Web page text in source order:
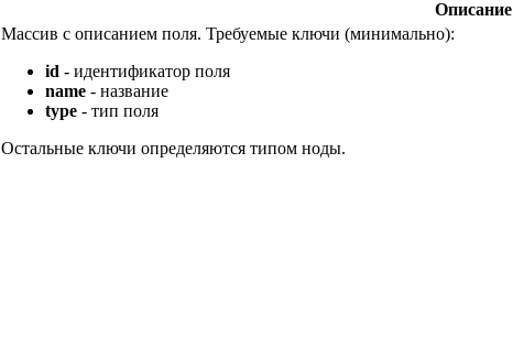
Описание
Массив с описанием поля. Требуемые ключи (минимально):
id - идентификатор поля
name - название
type - тип поля
Остальные ключи определяются типом ноды.